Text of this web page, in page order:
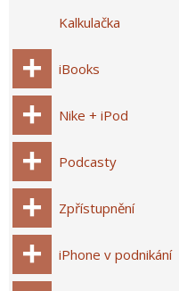
Kalkulačka
iBooks
Nike + iPod
Podcasty
Zpřístupnění
iPhone v podnikání